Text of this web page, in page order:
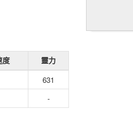
度 靈力
631
-